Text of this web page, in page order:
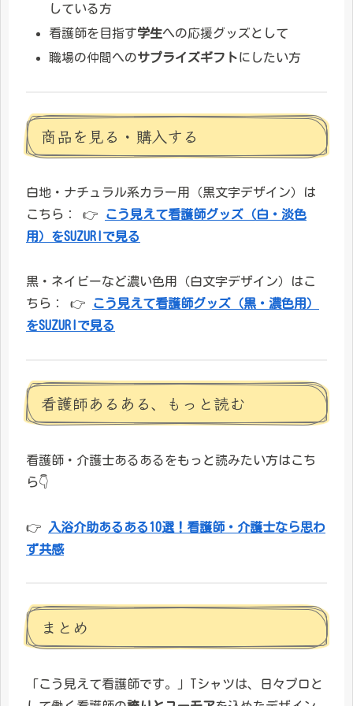
している方
看護師を目指す学生への応援グッズとして
職場の仲間へのサプライズギフトにしたい方
商品を見る・購入する
白地・ナチュラル系カラー用（黒文字デザイン）は
こちら： 👉
こう見えて看護師グッズ（白・淡色
用）をSUZURIで見る
黒・ネイビーなど濃い色用（白文字デザイン）はこ
ちら： 👉
こう見えて看護師グッズ（黒・濃色用）
をSUZURIで見る
看護師あるある、もっと読む
看護師・介護士あるあるをもっと読みたい方はこち
ら👇
👉
入浴介助あるある10選！看護師・介護士なら思わ
ず共感
まとめ
「こう見えて看護師です。」Tシャツは、日々プロと